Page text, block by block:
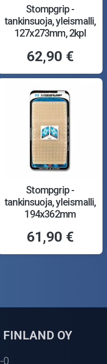
Stompgrip -
tankinsuoja, yleismalli,
127x273mm, 2kpl
62,90 €
Stompgrip -
tankinsuoja, yleismalli,
194x362mm
61,90 €
FINLAND OY
0